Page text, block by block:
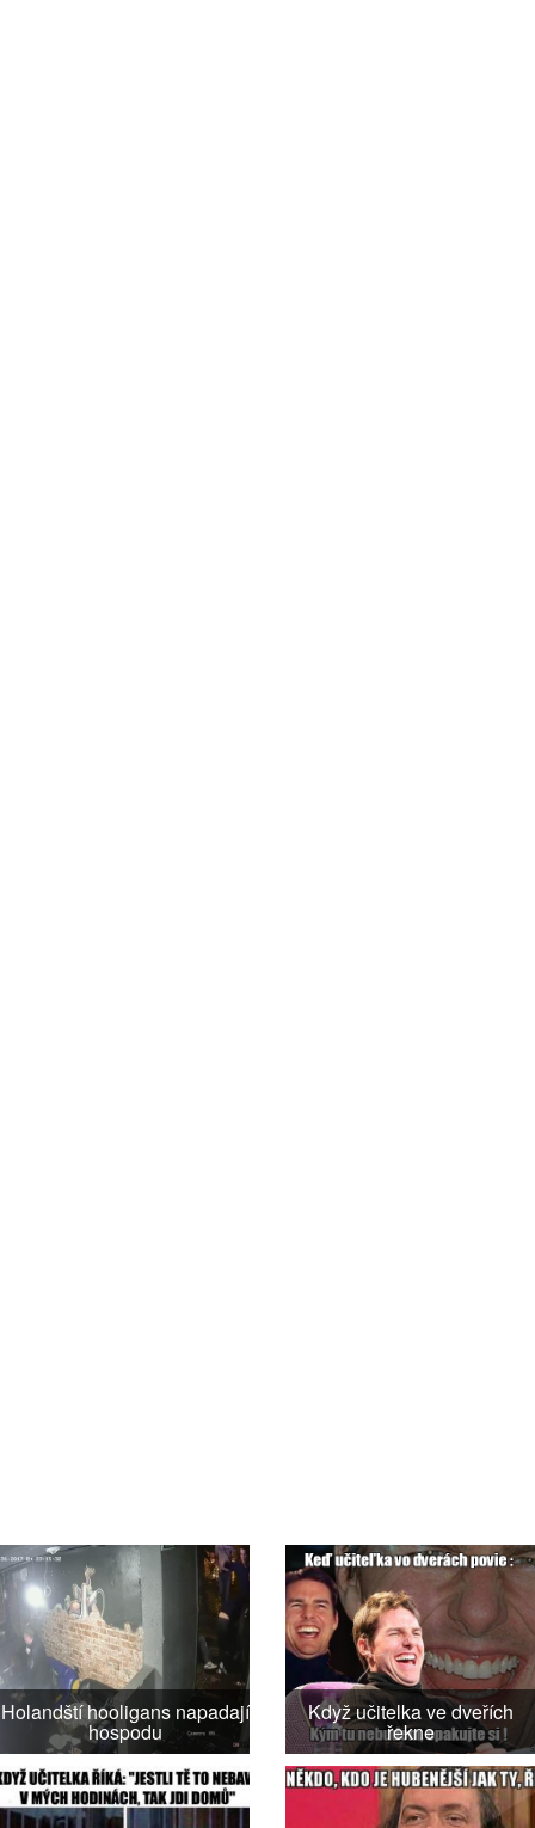
Holandští hooligans napadají
hospodu
Když učitelka ve dveřích
řekne